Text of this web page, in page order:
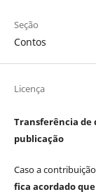
Seção
Contos
Licença
Transferência de
publicação
Caso a
fica acordado que